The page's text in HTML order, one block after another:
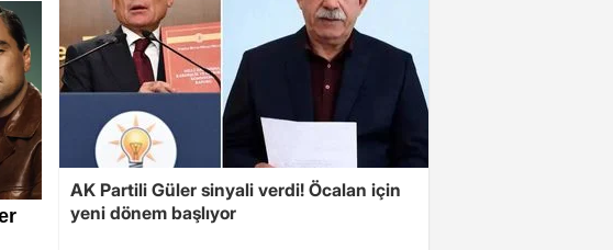
AK Partili Güler sinyali verdi! Öcalan için
yeni dönem başlıyor